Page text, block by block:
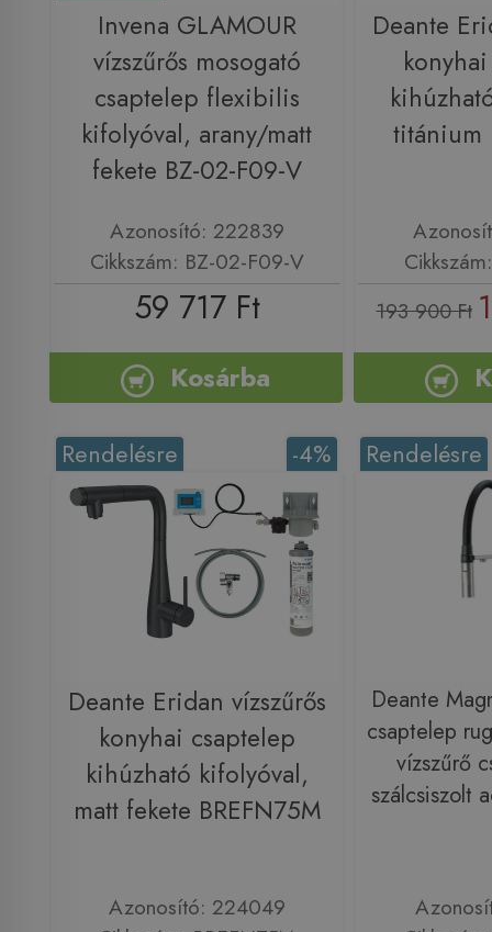
Invena GLAMOUR
vízszűrős mosogató
csaptelep flexibilis
kifolyóval, arany/matt
fekete BZ-02-F09-V
Azonosító: 222839
Cikkszám: BZ-02-F09-V
59 717 Ft
Kosárba
Deante
titánium
193 900 Ft
-4%
Rendelésre
Deante Eridan vízszűrős
konyhai csaptelep
kihúzható kifolyóval,
matt fekete BREFN75M
Azonosító: 224049
Rendelésre
Deante
csaptelep
vízszűrő
szálcsiszolt